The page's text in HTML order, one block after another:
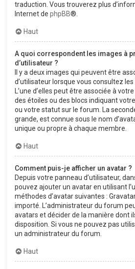
traduction. Vous trouverez plus
Internet de phpBB®.
Haut
A quoi correspondent les images à
d’utilisateur ?
Il y a deux images qui peuvent être
d’utilisateur lorsque vous consultez les
L’une d’elles peut être associée à
des étoiles ou des blocs indiquant
ou votre statut sur le forum. La
grande, est connue sous le nom
unique ou propre à chaque membre.
Haut
Comment puis-je afficher un avatar ?
Depuis votre panneau d’utilisateur,
pouvez ajouter un avatar en utilisant
méthodes d’avatar suivantes :
importé. L’administrateur du forum
avatars et décider de la manière dont
disposition. Si vous ne pouvez pas
un administrateur du forum.
Haut